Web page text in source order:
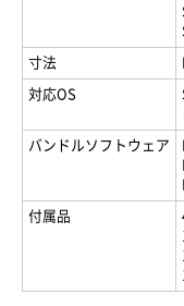
寸法
対応OS
バンドルソフトウェア
付属品